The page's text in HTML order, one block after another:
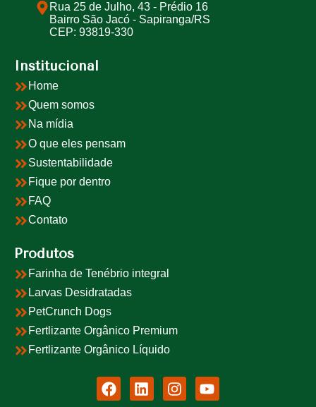
Rua 25 de Julho, 43 - Prédio 16
Bairro São Jacó - Sapiranga/RS
CEP: 93819-330
Institucional
Home
Quem somos
Na mídia
O que eles pensam
Sustentabilidade
Fique por dentro
FAQ
Contato
Produtos
Farinha de Tenébrio integral
Larvas Desidratadas
PetCrunch Dogs
Fertlizante Orgânico Premium
Fertlizante Orgânico Líquido